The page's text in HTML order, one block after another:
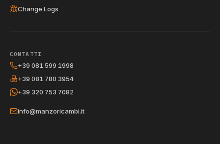
Change Logs
CONTATTI
+39 081 599 1998
+39 081 780 3954
+39 320 753 7082
info@manzoricambi.it